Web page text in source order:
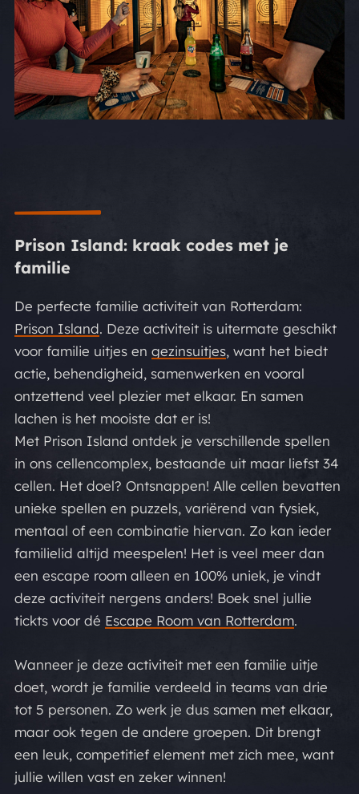
Prison Island: kraak codes met je
familie
De perfecte familie activiteit van Rotterdam:
Prison Island. Deze activiteit is uitermate geschikt
voor familie uitjes en gezinsuitjes, want het biedt
actie, behendigheid, samenwerken en vooral
ontzettend veel plezier met elkaar. En samen
lachen is het mooiste dat er is!
Met Prison Island ontdek je verschillende spellen
in ons cellencomplex, bestaande uit maar liefst 34
cellen. Het doel? Ontsnappen! Alle cellen bevatten
unieke spellen en puzzels, variërend van fysiek,
mentaal of een combinatie hiervan. Zo kan ieder
familielid altijd meespelen! Het is veel meer dan
een escape room alleen en 100% uniek, je vindt
deze activiteit nergens anders! Boek snel jullie
tickts voor dé Escape Room van Rotterdam.
Wanneer je deze activiteit met een familie uitje
doet, wordt je familie verdeeld in teams van drie
tot 5 personen. Zo werk je dus samen met elkaar,
maar ook tegen de andere groepen. Dit brengt
een leuk, competitief element met zich mee, want
jullie willen vast en zeker winnen!